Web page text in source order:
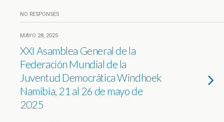
NO RESPONSES
MAYO 28, 2025
XXI Asamblea General de la
Federación Mundial de la
Juventud Democrática Windhoek
Namibia, 21 al 26 de mayo de
2025